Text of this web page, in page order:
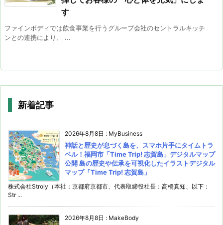
す
ファインボディでは飲食事業を行うグループ会社のセントラルキッチ
ンとの連携により、 ...
新着記事
2026年8月8日 : MyBusiness
神話と歴史が息づく島を、スマホ片手にタイムトラ
ベル！福岡市「Time Trip! 志賀島」デジタルマップ
公開 島の歴史や伝承を可視化したイラストデジタル
マップ「Time Trip! 志賀島」
株式会社Stroly（本社：京都府京都市、代表取締役社長：高橋真知、以下：
Str ...
2026年8月8日 : MakeBody